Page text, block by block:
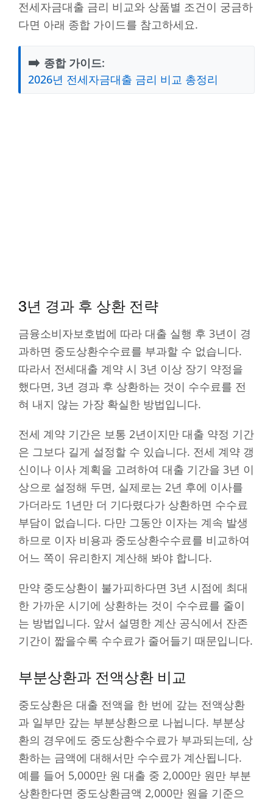
전세자금대출 금리 비교와 상품별 조건이 궁금하
다면 아래 종합 가이드를 참고하세요.
➡️ 종합 가이드:
2026년 전세자금대출 금리 비교 총정리
3년 경과 후 상환 전략
금융소비자보호법에 따라 대출 실행 후 3년이 경
과하면 중도상환수수료를 부과할 수 없습니다.
따라서 전세대출 계약 시 3년 이상 장기 약정을
했다면, 3년 경과 후 상환하는 것이 수수료를 전
혀 내지 않는 가장 확실한 방법입니다.
전세 계약 기간은 보통 2년이지만 대출 약정 기간
은 그보다 길게 설정할 수 있습니다. 전세 계약 갱
신이나 이사 계획을 고려하여 대출 기간을 3년 이
상으로 설정해 두면, 실제로는 2년 후에 이사를
가더라도 1년만 더 기다렸다가 상환하면 수수료
부담이 없습니다. 다만 그동안 이자는 계속 발생
하므로 이자 비용과 중도상환수수료를 비교하여
어느 쪽이 유리한지 계산해 봐야 합니다.
만약 중도상환이 불가피하다면 3년 시점에 최대
한 가까운 시기에 상환하는 것이 수수료를 줄이
는 방법입니다. 앞서 설명한 계산 공식에서 잔존
기간이 짧을수록 수수료가 줄어들기 때문입니다.
부분상환과 전액상환 비교
중도상환은 대출 전액을 한 번에 갚는 전액상환
과 일부만 갚는 부분상환으로 나뉩니다. 부분상
환의 경우에도 중도상환수수료가 부과되는데, 상
환하는 금액에 대해서만 수수료가 계산됩니다.
예를 들어 5,000만 원 대출 중 2,000만 원만 부분
상환한다면 중도상환금액 2,000만 원을 기준으